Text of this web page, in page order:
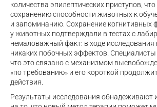
количества эпилептических приступов,
сохранению способности животных к
и запоминанию. Сохранение когнитивных
у животных подтверждали в тестах с
немаловажный факт: в ходе
никаких побочных эффектов. Специалисты
что это связано с механизмом
«по требованию» и его короткой
действия.
Результаты исследования обнадеживают